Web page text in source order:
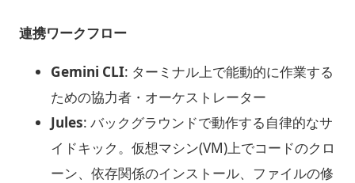
連携ワークフロー
Gemini CLI: ターミナル上で能動的に作業する
ための協力者・オーケストレーター
Jules: バックグラウンドで動作する自律的なサ
イドキック。仮想マシン(VM)上でコードのクロ
ーン、依存関係のインストール、ファイルの修